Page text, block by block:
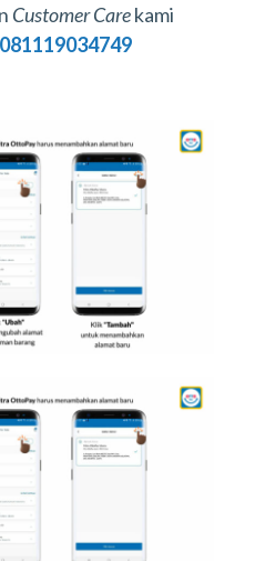
Customer Carekami
081119034749